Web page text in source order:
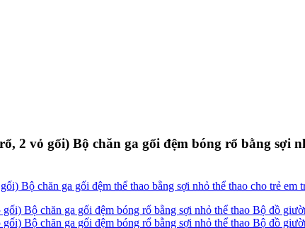
2 vỏ gối) Bộ chăn ga gối đệm bóng rổ bằng sợi